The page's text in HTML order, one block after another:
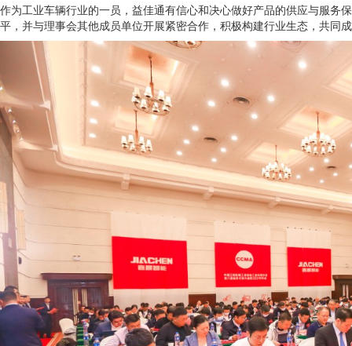
作为工业车辆行业的一员，益佳通有信心和决心做好产品的供应与服务
平，并与理事会其他成员单位开展紧密合作，积极构建行业生态，共同